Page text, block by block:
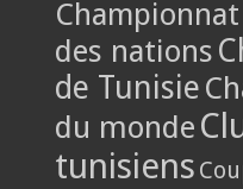
des nations
de Tunisie
du monde
tunisiens